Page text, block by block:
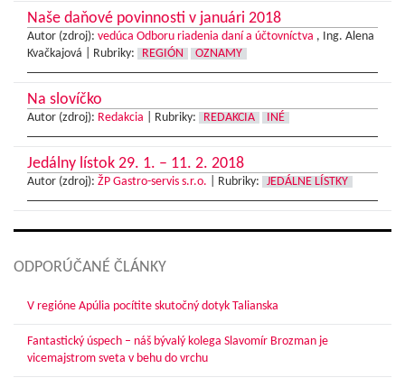
Naše daňové povinnosti v januári 2018
Autor (zdroj): vedúca Odboru riadenia daní a účtovníctva , Ing. Alena
Kvačkajová |
Rubriky: REGIÓN OZNAMY
Na slovíčko
Autor (zdroj): Redakcia Rubriky: REDAKCIA INÉ
Jedálny lístok 29. 1. – 11. 2. 2018
Autor (zdroj): ŽP Gastro-servis s.r.o. Rubriky: JEDÁLNE LÍSTKY
ODPORÚČANÉ ČLÁNKY
V regióne Apúlia pocítite skutočný dotyk Talianska
Fantastický úspech – náš bývalý kolega Slavomír Brozman je
vicemajstrom sveta v behu do vrchu